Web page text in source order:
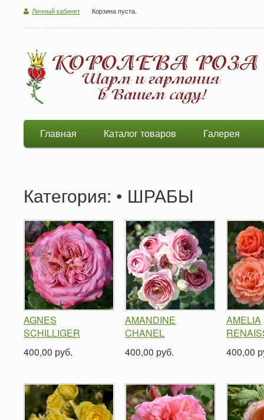
Личный кабинет Корзина пуста.
Главная Каталог товаров Галерея
Категория: • ШРАБЫ
AGNES
SCHILLIGER
400,00 руб.
AMANDINE
CHANEL
400,00 руб.
AMELIA
400,00